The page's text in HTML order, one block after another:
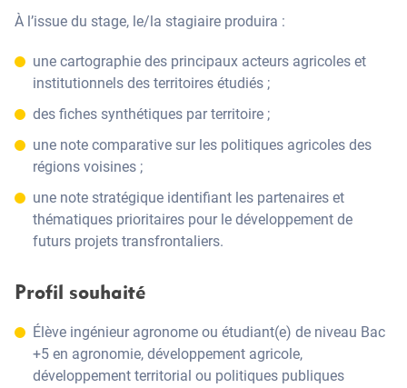
À l’issue du stage, le/la stagiaire produira :
une cartographie des principaux acteurs agricoles et
institutionnels des territoires étudiés ;
des fiches synthétiques par territoire ;
une note comparative sur les politiques agricoles des
régions voisines ;
une note stratégique identifiant les partenaires et
thématiques prioritaires pour le développement de
futurs projets transfrontaliers.
Profil souhaité
Élève ingénieur agronome ou étudiant(e) de niveau Bac
+5 en agronomie, développement agricole,
développement territorial ou politiques publiques